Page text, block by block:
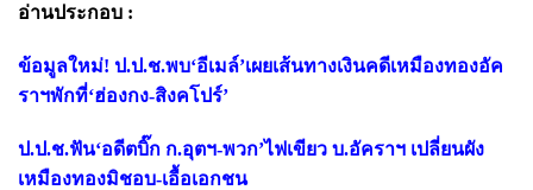
อ่านประกอบ :
ข้อมูลใหม่! ป.ป.ช.พบ‘อีเมล์’เผยเส้นทางเงินคดีเหมืองทองอัค
ราฯพักที่‘ฮ่องกง-สิงคโปร์’
ป.ป.ช.ฟัน‘อดีตบิ๊ก ก.อุตฯ-พวก’ไฟเขียว บ.อัคราฯ เปลี่ยนผัง
เหมืองทองมิชอบ-เอื้อเอกชน